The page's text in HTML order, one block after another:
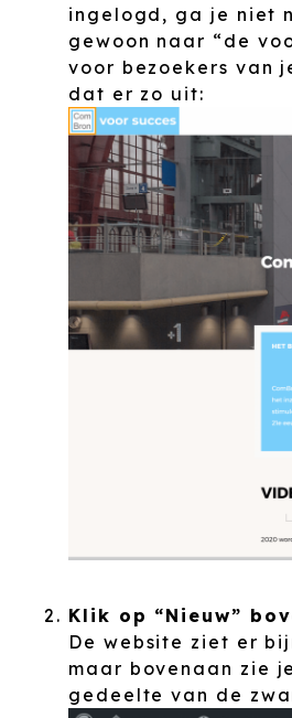
ingelogd, ga je niet
gewoon naar “de
voor bezoekers van
dat er zo uit:
Klik op “Nieuw”
De website ziet er
maar bovenaan zie
gedeelte van de